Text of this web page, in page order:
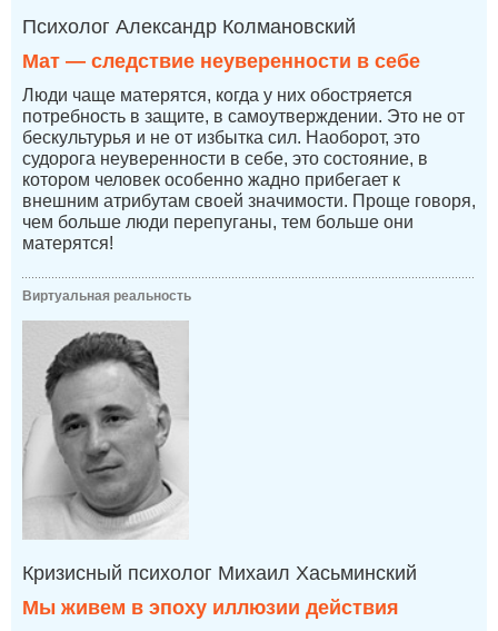
Психолог Александр Колмановский
Мат — следствие неуверенности в себе
Люди чаще матерятся, когда у них обостряется
потребность в защите, в самоутверждении. Это не от
бескультурья и не от избытка сил. Наоборот, это
судорога неуверенности в себе, это состояние, в
котором человек особенно жадно прибегает к
внешним атрибутам своей значимости. Проще говоря,
чем больше люди перепуганы, тем больше они
матерятся!
Виртуальная реальность
Кризисный психолог Михаил Хасьминский
Мы живем в эпоху иллюзии действия